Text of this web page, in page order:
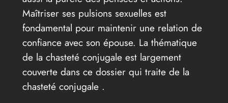
Maîtriser ses pulsions sexuelles est
fondamental pour maintenir une relation de
confiance avec son épouse. La thématique
de la chasteté conjugale est largement
couverte dans ce dossier qui traite de la
chasteté conjugale .